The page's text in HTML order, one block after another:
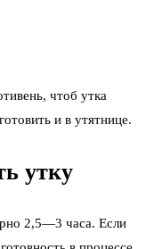
чтоб утка
и в утятнице.
утку
2,5—3 часа. Если